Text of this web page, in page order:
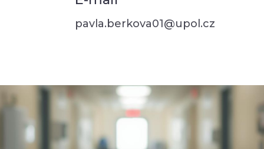
pavla.berkova01@upol.cz